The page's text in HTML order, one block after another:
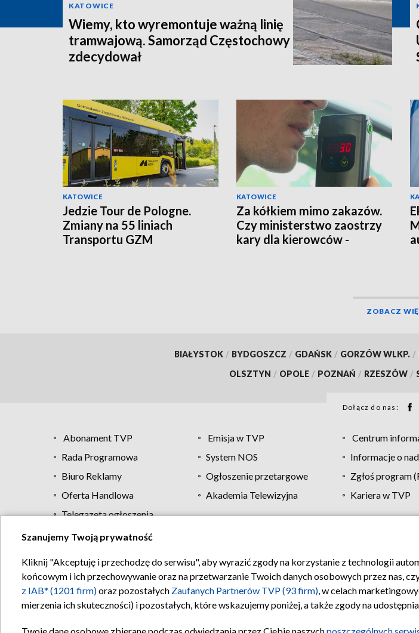
KATOWICE
Wiemy, kto wyremontuje ważną linię
tramwajową. Samorząd Częstochowy
zdecydował
KATOWICE
Jedzie Tour de Pologne.
Zmiany na 55 liniach
Transportu GZM
KATOWICE
Za kółkiem mimo zakazów.
Czy ministerstwo zaostrzy
kary dla kierowców -
ZOBACZ
BIAŁYSTOK / BYDGOSZCZ / GDAŃSK / GORZÓW WLKP. /
OLSZTYN / OPOLE / POZNAŃ / RZESZÓW /
Dołącz do nas:
Abonament TVP Emisja w TVP Centrum
Rada Programowa
System NOS Informacje o
Biuro Reklamy
Ogłoszenie przetargowe Zgłoś program
Oferta Handlowa
Akademia Telewizyjna Kariera w TVP
Telegazeta ogłoszenia
Regulamin TVP Polityka prywatności Moje
Szanujemy Twoją prywatność
Kliknij "Akceptuję i przechodzę do serwisu", aby wyrazić zgody na korzystanie z technologii
końcowym i ich przechowywanie oraz na przetwarzanie Twoich danych osobowych przez nas,
z IAB* (1201 firm)oraz pozostałych Zaufanych Partnerów TVP (93 firm), w celach
mierzenia ich skuteczności) i pozostałych, które wskazujemy poniżej, a także zgody na